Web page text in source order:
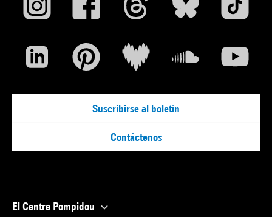
Suscribirse al boletín
Contáctenos
El Centre Pompidou